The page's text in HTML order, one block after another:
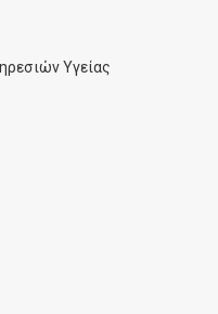
Υγείας